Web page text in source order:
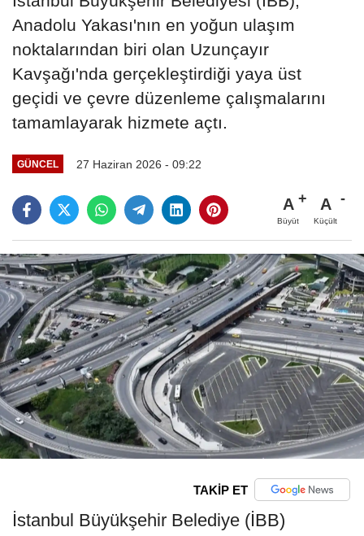
Anadolu Yakası'nın en yoğun ulaşım
noktalarından biri olan Uzunçayır
Kavşağı'nda gerçekleştirdiği yaya üst
geçidi ve çevre düzenleme çalışmalarını
tamamlayarak hizmete açtı.
GÜNCEL 27 Haziran 2026 - 09:22
A
Büyüt
A
Küçült
TAKİP ET
İstanbul Büyükşehir Belediye (İBB)